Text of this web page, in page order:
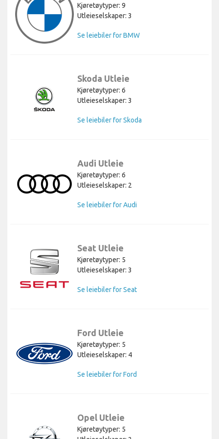
Kjøretøytyper: 9
Utleieselskaper: 3
Se leiebiler for BMW
Skoda Utleie
Kjøretøytyper: 6
Utleieselskaper: 3
Se leiebiler for Skoda
Audi Utleie
Kjøretøytyper: 6
Utleieselskaper: 2
Se leiebiler for Audi
Seat Utleie
Kjøretøytyper: 5
Utleieselskaper: 3
Se leiebiler for Seat
Ford Utleie
Kjøretøytyper: 5
Utleieselskaper: 4
Se leiebiler for Ford
Opel Utleie
Kjøretøytyper: 5